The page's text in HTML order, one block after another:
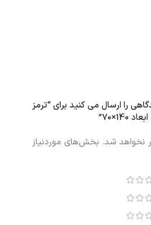
را ارسال می کنید برای “ترمز
نخواهد شد. بخش‌های موردنیاز